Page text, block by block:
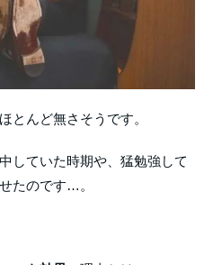
とんど無さそうです。
していた時期や、猛勉強して
たのです…。